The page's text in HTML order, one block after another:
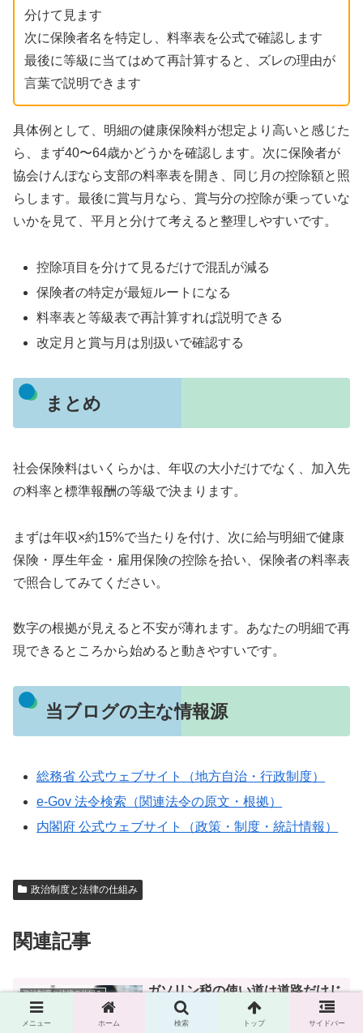
分けて見ます
次に保険者名を特定し、料率表を公式で確認します
最後に等級に当てはめて再計算すると、ズレの理由が
言葉で説明できます
具体例として、明細の健康保険料が想定より高いと感じた
ら、まず40〜64歳かどうかを確認します。次に保険者が
協会けんぽなら支部の料率表を開き、同じ月の控除額と照
らします。最後に賞与月なら、賞与分の控除が乗っていな
いかを見て、平月と分けて考えると整理しやすいです。
控除項目を分けて見るだけで混乱が減る
保険者の特定が最短ルートになる
料率表と等級表で再計算すれば説明できる
改定月と賞与月は別扱いで確認する
まとめ
社会保険料はいくらかは、年収の大小だけでなく、加入先
の料率と標準報酬の等級で決まります。
まずは年収×約15%で当たりを付け、次に給与明細で健康
保険・厚生年金・雇用保険の控除を拾い、保険者の料率表
で照合してみてください。
数字の根拠が見えると不安が薄れます。あなたの明細で再
現できるところから始めると動きやすいです。
当ブログの主な情報源
総務省 公式ウェブサイト（地方自治・行政制度）
e-Gov 法令検索（関連法令の原文・根拠）
内閣府 公式ウェブサイト（政策・制度・統計情報）
政治制度と法律の仕組み
関連記事
政治制度と法律の仕組み
ガソリン税の使い道は道路だけじ
ゃない？制度の変遷と今を知る
ガソリン税の使い道は道路整備だけでは
メニュー ホーム 検索 トップ サイドバー